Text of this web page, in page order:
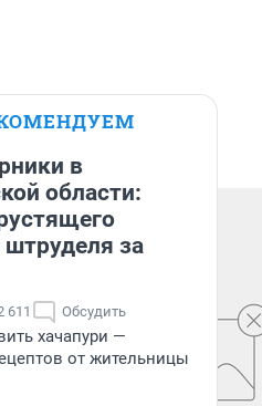
в
области:
штруделя за
611 Обсудить
хачапури —
от жительницы